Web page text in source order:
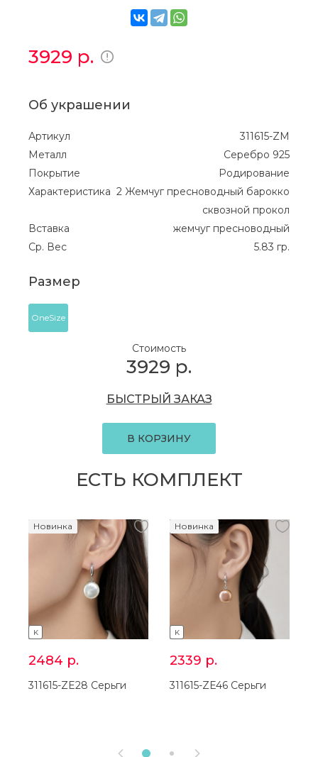
3929 р.
Об украшении
Артикул
311615-ZM
Металл
Серебро 925
Покрытие
Родирование
Характеристика 2 Жемчуг пресноводный барокко
сквозной прокол
Вставка
жемчуг пресноводный
Ср. Вес
5.83 гр.
Размер
OneSize
Стоимость
3929 р.
БЫСТРЫЙ ЗАКАЗ
В КОРЗИНУ
ЕСТЬ КОМПЛЕКТ
K
Новинка
2484 р.
311615-ZE28 Серьги
K
Новинка
2339 р.
311615-ZE46 Серьги
 